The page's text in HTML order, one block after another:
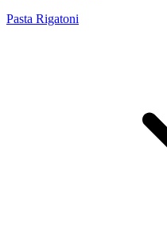
Pasta Rigatoni